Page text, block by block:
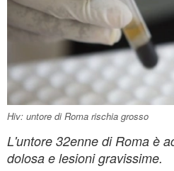
Hiv: untore di Roma rischia grosso
L'untore 32enne di Roma è
dolosa e lesioni gravissime.